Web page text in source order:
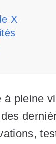
X
à pleine